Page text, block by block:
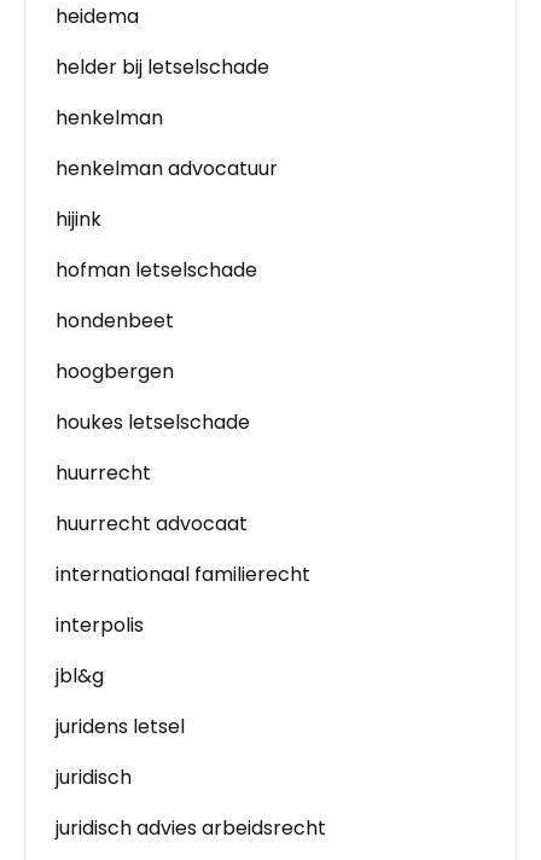
heidema
helder bij letselschade
henkelman
henkelman advocatuur
hijink
hofman letselschade
hondenbeet
hoogbergen
houkes letselschade
huurrecht
huurrecht advocaat
internationaal familierecht
interpolis
jbl&g
juridens letsel
juridisch
juridisch advies arbeidsrecht